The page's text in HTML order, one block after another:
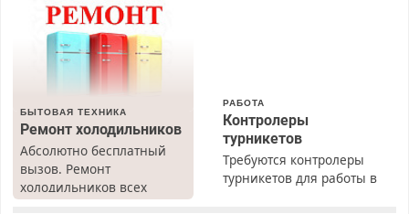
БЫТОВАЯ ТЕХНИКА
Ремонт холодильников
Абсолютно бесплатный
вызов. Ремонт
холодильников всех
РАБОТА
Контролеры
турникетов
Требуются контролеры
турникетов для работы в